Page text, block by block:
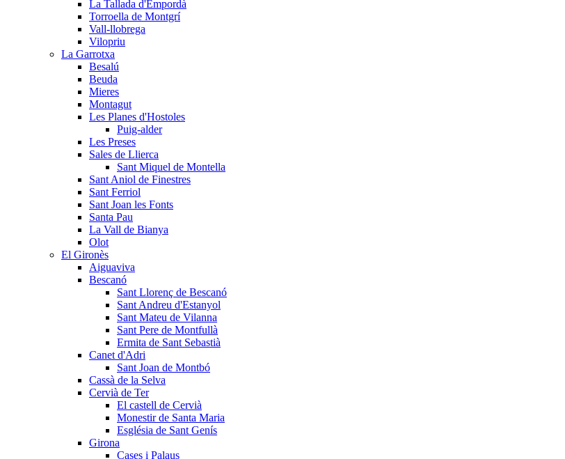
La Tallada d'Empordà
Torroella de Montgrí
Vall-llobrega
Vilopriu
La Garrotxa
Besalú
Beuda
Mieres
Montagut
Les Planes d'Hostoles
Puig-alder
Les Preses
Sales de Llierca
Sant Miquel de Montella
Sant Aniol de Finestres
Sant Ferriol
Sant Joan les Fonts
Santa Pau
La Vall de Bianya
Olot
El Gironès
Aiguaviva
Bescanó
Sant Llorenç de Bescanó
Sant Andreu d'Estanyol
Sant Mateu de Vilanna
Sant Pere de Montfullà
Ermita de Sant Sebastià
Canet d'Adri
Sant Joan de Montbó
Cassà de la Selva
Cervià de Ter
El castell de Cervià
Monestir de Santa Maria
Església de Sant Genís
Girona
Cases i Palaus